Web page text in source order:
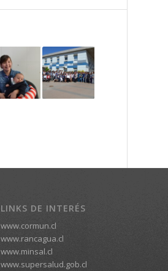
LINKS DE INTERÉS
www.cormun.cl
www.rancagua.cl
www.minsal.cl
www.supersalud.gob.cl